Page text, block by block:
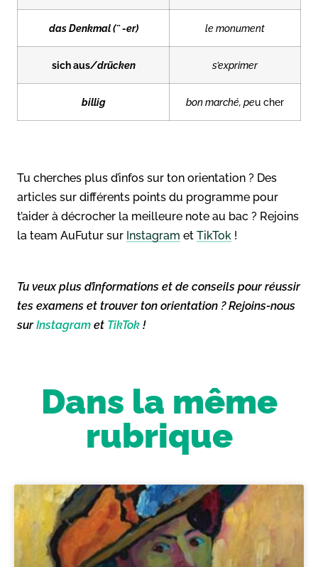
das Denkmal (¨ -er) le monument
sich aus/drücken s’exprimer
billig bon marché, peu cher
Tu cherches plus d’infos sur ton orientation ? Des
articles sur différents points du programme pour
t’aider à décrocher la meilleure note au bac ? Rejoins
la team AuFutur sur Instagram et TikTok !
Tu veux plus d’informations et de conseils pour réussir
tes examens et trouver ton orientation ? Rejoins-nous
surInstagram et TikTok !
Dans la même
rubrique